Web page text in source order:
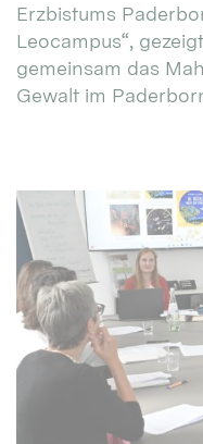
Erzbistums
Leocampus“,
gemeinsam das
Gewalt im